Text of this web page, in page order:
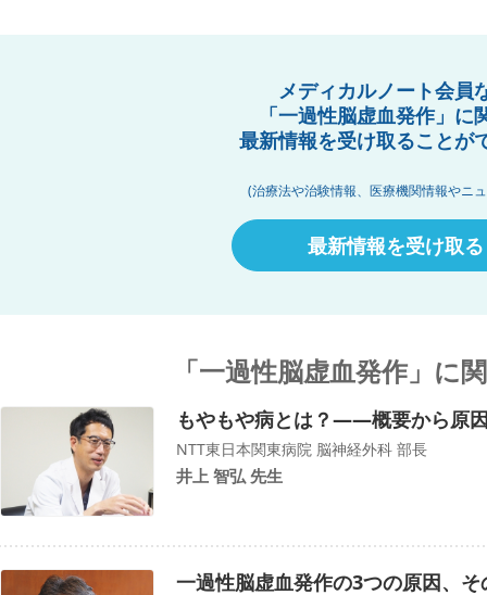
メディカルノート会員
「一過性脳虚血発作」に
最新情報を受け取ることが
(治療法や治験情報、医療機関情報やニ
最新情報を受け取る
「一過性脳虚血発作」に
もやもや病とは？――概要から原
NTT東日本関東病院 脳神経外科 部長
井上 智弘 先生
一過性脳虚血発作の3つの原因、